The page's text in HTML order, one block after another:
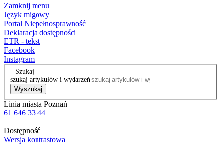
Zamknij menu
Język migowy
Portal Niepełnosprawność
Deklaracja dostępności
ETR - tekst
Facebook
Instagram
Szukaj
szukaj artykułów i wydarzeń
Wyszukaj
Linia miasta Poznań
61 646 33 44
Dostępność
Wersja kontrastowa